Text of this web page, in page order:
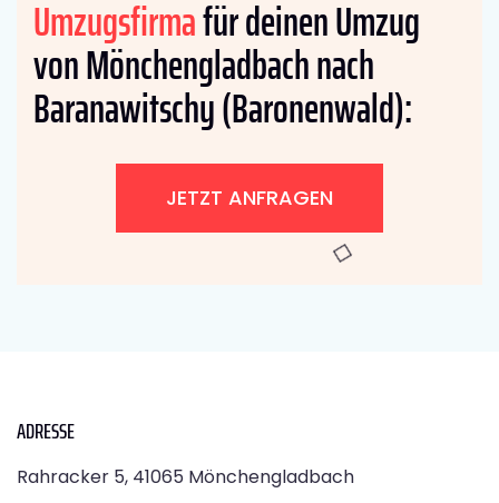
Umzugsfirmafür deinen Umzug
von Mönchengladbach nach
Baranawitschy (Baronenwald):
JETZT ANFRAGEN
ADRESSE
Rahracker 5, 41065 Mönchengladbach